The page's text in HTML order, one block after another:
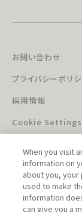
お問い合わせ
プライバシーポリ
採用情報
Cookie Settings
When you visit
information on
about you,
used to make
information
can give you a